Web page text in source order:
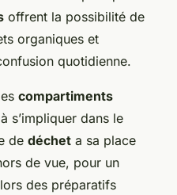
offrent la possibilité de
organiques et
quotidienne.
compartiments
s’impliquer dans le
de déchet a sa place
de vue, pour un
des préparatifs